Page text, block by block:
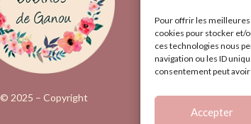
Pour offrir les
cookies pour stocker et/
ces technologies nous
navigation ou les ID
consentement peut
Accepter
CONTACTEZ MOI
CGV
MENTIONS LÉGALES
© 2025 – Copyright